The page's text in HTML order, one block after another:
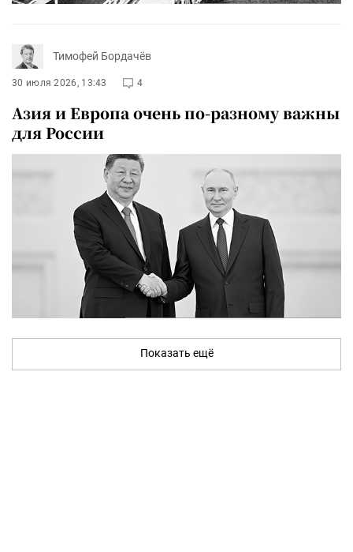
Тимофей Бордачёв
30 июля 2026, 13:43 4
Азия и Европа очень по-разному важны
для России
Показать ещё